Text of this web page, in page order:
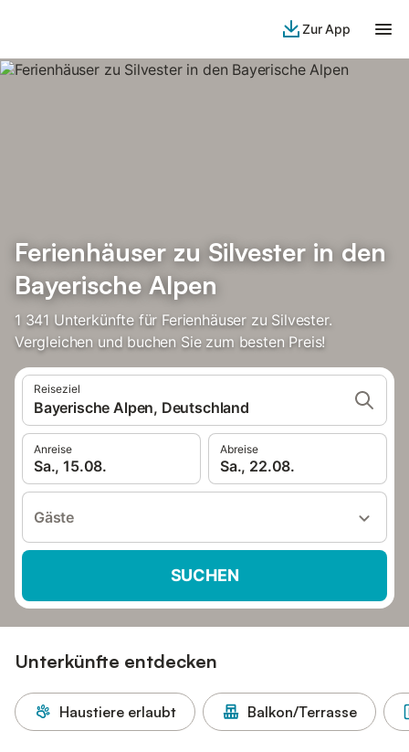
Zur App
Ferienhäuser zu Silvester in den
Bayerische Alpen
1 341 Unterkünfte für Ferienhäuser zu Silvester.
Vergleichen und buchen Sie zum besten Preis!
Reiseziel
Bayerische Alpen, Deutschland
Anreise
Sa., 15.08.
Abreise
Sa., 22.08.
Gäste
SUCHEN
Unterkünfte entdecken
Haustiere erlaubt Balkon/Terrasse